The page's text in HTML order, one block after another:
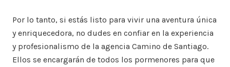
Por lo tanto, si estás listo para vivir una aventura única
y enriquecedora, no dudes en confiar en la experiencia
y profesionalismo de la agencia Camino de Santiago.
Ellos se encargarán de todos los pormenores para que